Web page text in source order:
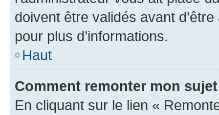
doivent être validés avant
pour plus d’informations.
Haut
Comment remonter mon
En cliquant sur le lien «